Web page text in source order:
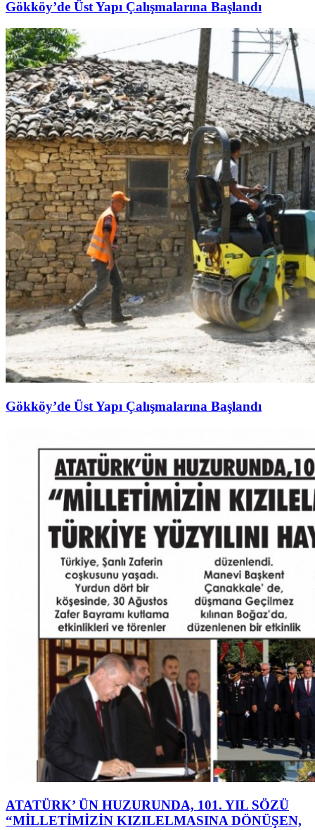
Gökköy’de Üst Yapı Çalışmalarına Başlandı
Gökköy’de Üst Yapı Çalışmalarına Başlandı
ATATÜRK’ ÜN HUZURUNDA, 101. YIL SÖZÜ
“MİLLETİMİZİN KIZILELMASINA DÖNÜŞEN,